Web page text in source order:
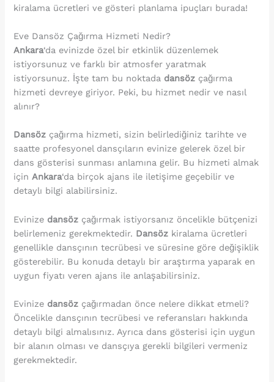
kiralama ücretleri ve gösteri planlama ipuçları burada!
Eve Dansöz Çağırma Hizmeti Nedir?
Ankara‘da evinizde özel bir etkinlik düzenlemek
istiyorsunuz ve farklı bir atmosfer yaratmak
istiyorsunuz. İşte tam bu noktada dansöz çağırma
hizmeti devreye giriyor. Peki, bu hizmet nedir ve nasıl
alınır?
Dansöz çağırma hizmeti, sizin belirlediğiniz tarihte ve
saatte profesyonel dansçıların evinize gelerek özel bir
dans gösterisi sunması anlamına gelir. Bu hizmeti almak
içinAnkara‘da birçok ajans ile iletişime geçebilir ve
detaylı bilgi alabilirsiniz.
Evinize dansöz çağırmak istiyorsanız öncelikle bütçenizi
belirlemeniz gerekmektedir. Dansöz kiralama ücretleri
genellikle dansçının tecrübesi ve süresine göre değişiklik
gösterebilir. Bu konuda detaylı bir araştırma yaparak en
uygun fiyatı veren ajans ile anlaşabilirsiniz.
Evinize dansöz çağırmadan önce nelere dikkat etmeli?
Öncelikle dansçının tecrübesi ve referansları hakkında
detaylı bilgi almalısınız. Ayrıca dans gösterisi için uygun
bir alanın olması ve dansçıya gerekli bilgileri vermeniz
gerekmektedir.